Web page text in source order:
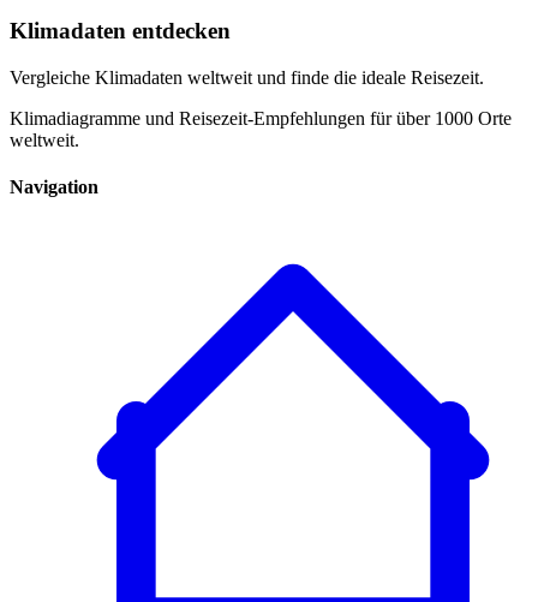
Klimadaten entdecken
Vergleiche Klimadaten weltweit und finde die ideale Reisezeit.
Klimadiagramme und Reisezeit-Empfehlungen für über 1000 Orte
weltweit.
Navigation